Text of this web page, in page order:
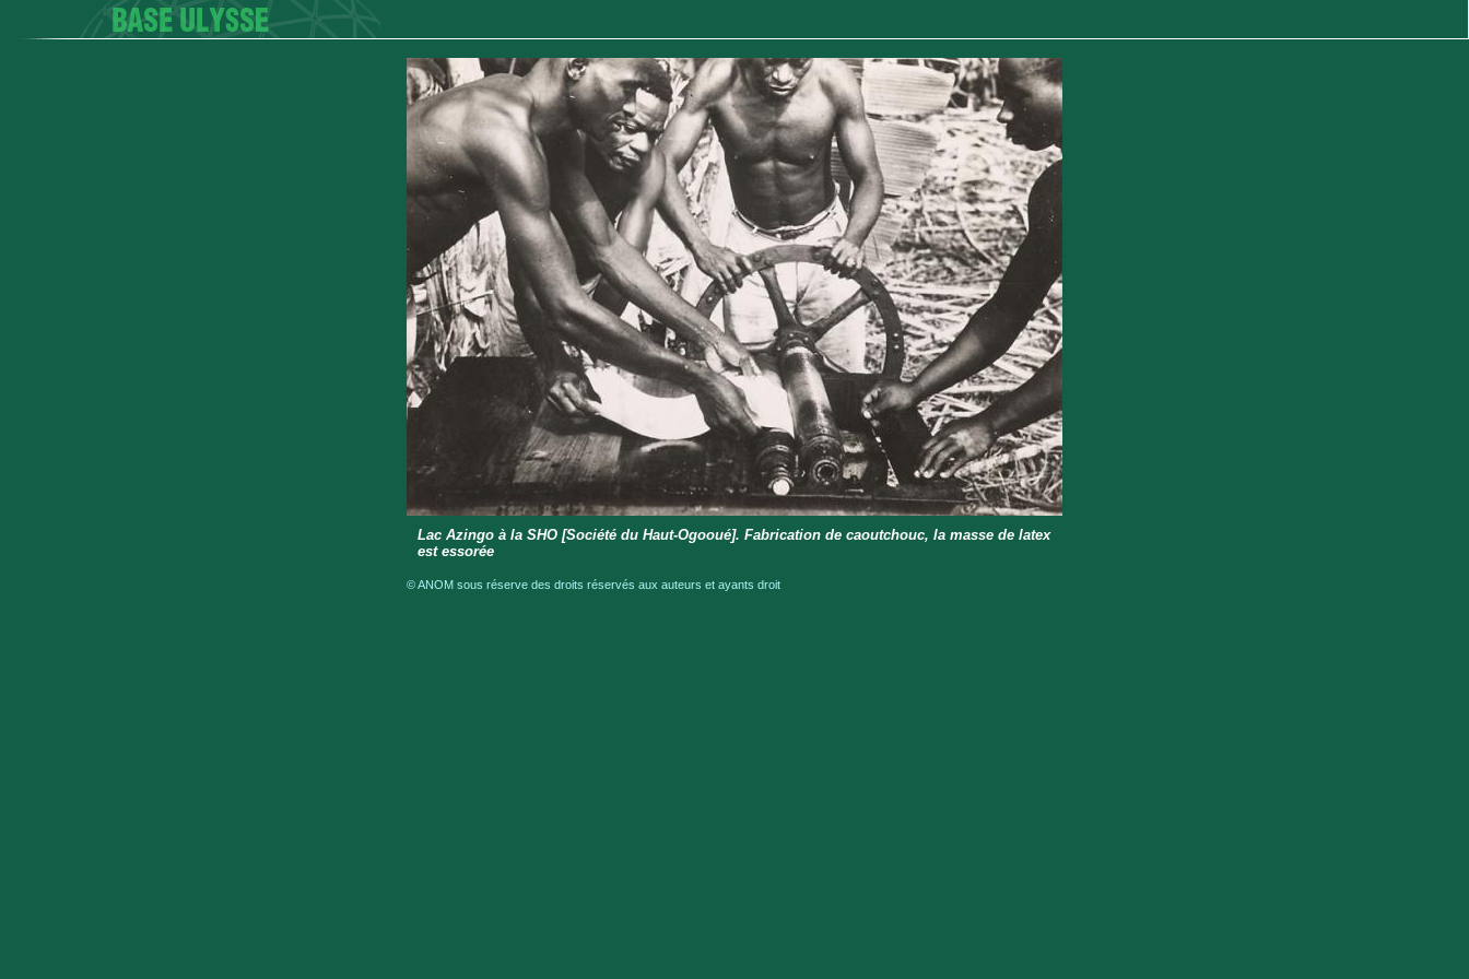
Lac Azingo à la SHO [Société du Haut-Ogooué]. Fabrication de caoutchouc, la masse de latex
est essorée
© ANOM sous réserve des droits réservés aux auteurs et ayants droit